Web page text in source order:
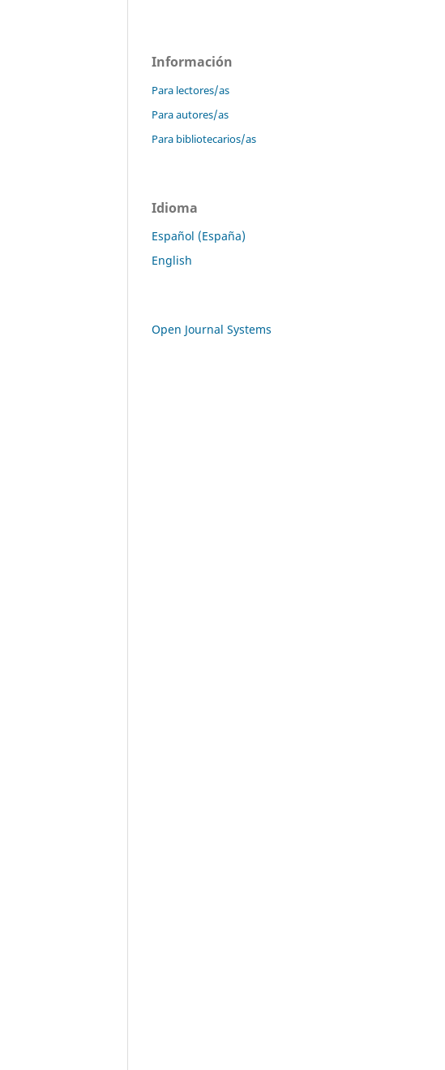
Información
Para lectores/as
Para autores/as
Para bibliotecarios/as
Idioma
Español (España)
English
Open Journal Systems